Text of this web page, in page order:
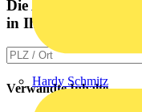
Hardy Schmitz
Die Altlampen
in Ihrer Nähe
Verwandte Inhalte